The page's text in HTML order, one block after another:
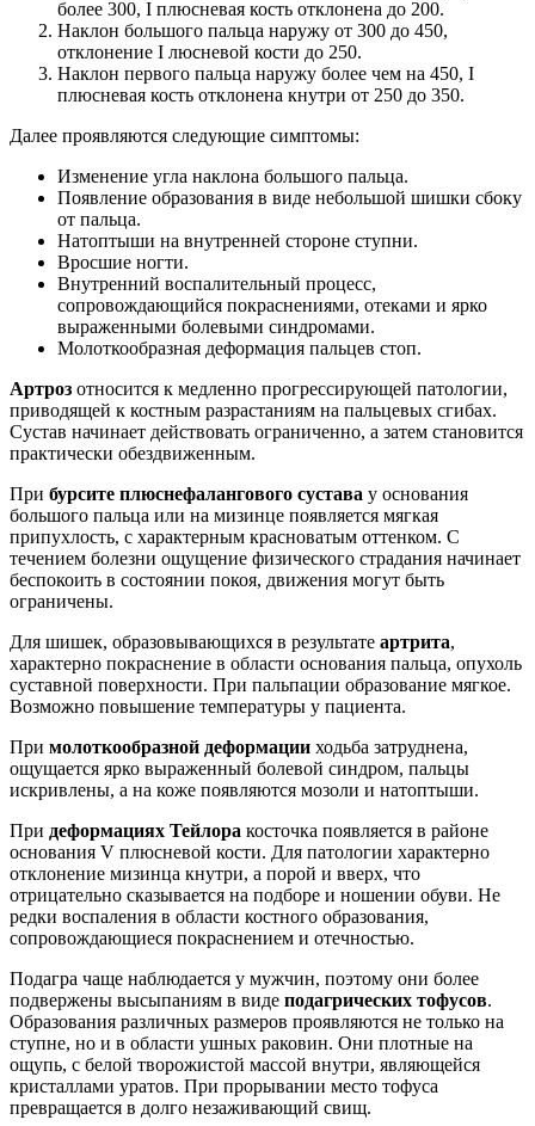
более 300, I плюсневая кость отклонена до 200.
Наклон большого пальца наружу от 300 до 450,
отклонение I люсневой кости до 250.
Наклон первого пальца наружу более чем на 450, I
плюсневая кость отклонена кнутри от 250 до 350.
Далее проявляются следующие симптомы:
Изменение угла наклона большого пальца.
Появление образования в виде небольшой шишки сбоку
от пальца.
Натоптыши на внутренней стороне ступни.
Вросшие ногти.
Внутренний воспалительный процесс,
сопровождающийся покраснениями, отеками и ярко
выраженными болевыми синдромами.
Молоткообразная деформация пальцев стоп.
Артроз относится к медленно прогрессирующей патологии,
приводящей к костным разрастаниям на пальцевых сгибах.
Сустав начинает действовать ограниченно, а затем становится
практически обездвиженным.
При бурсите плюснефалангового сустава у основания
большого пальца или на мизинце появляется мягкая
припухлость, с характерным красноватым оттенком. С
течением болезни ощущение физического страдания начинает
беспокоить в состоянии покоя, движения могут быть
ограничены.
Для шишек, образовывающихся в результате артрита,
характерно покраснение в области основания пальца, опухоль
суставной поверхности. При пальпации образование мягкое.
Возможно повышение температуры у пациента.
При молоткообразной деформации ходьба затруднена,
ощущается ярко выраженный болевой синдром, пальцы
искривлены, а на коже появляются мозоли и натоптыши.
При деформациях Тейлора косточка появляется в районе
основания V плюсневой кости. Для патологии характерно
отклонение мизинца кнутри, а порой и вверх, что
отрицательно сказывается на подборе и ношении обуви. Не
редки воспаления в области костного образования,
сопровождающиеся покраснением и отечностью.
Подагра чаще наблюдается у мужчин, поэтому они более
подвержены высыпаниям в виде подагрических тофусов.
Образования различных размеров проявляются не только на
ступне, но и в области ушных раковин. Они плотные на
ощупь, с белой творожистой массой внутри, являющейся
кристаллами уратов. При прорывании место тофуса
превращается в долго незаживающий свищ.